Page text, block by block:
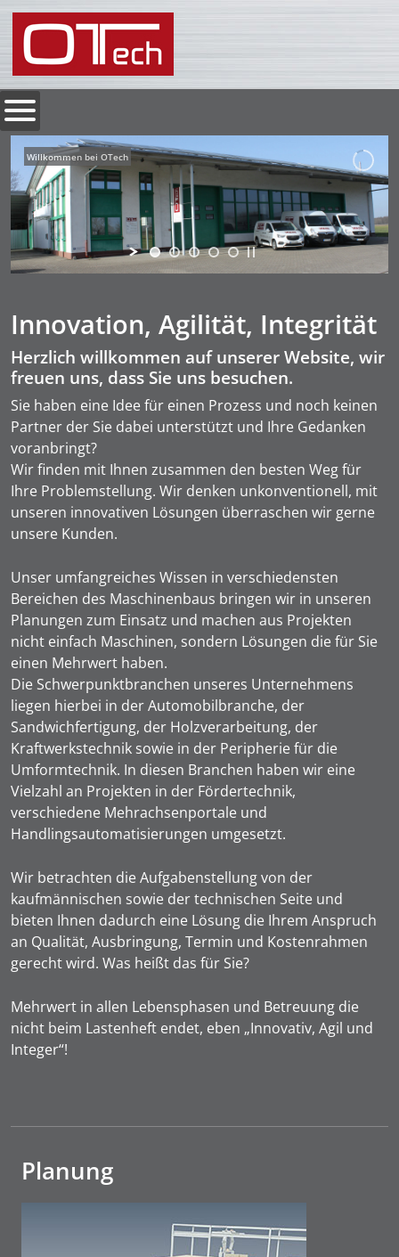
Willkommen bei OTech
Innovation, Agilität, Integrität
Herzlich willkommen auf unserer Website, wir
freuen uns, dass Sie uns besuchen.
Sie haben eine Idee für einen Prozess und noch keinen
Partner der Sie dabei unterstützt und Ihre Gedanken
voranbringt?
Wir finden mit Ihnen zusammen den besten Weg für
Ihre Problemstellung. Wir denken unkonventionell, mit
unseren innovativen Lösungen überraschen wir gerne
unsere Kunden.
Unser umfangreiches Wissen in verschiedensten
Bereichen des Maschinenbaus bringen wir in unseren
Planungen zum Einsatz und machen aus Projekten
nicht einfach Maschinen, sondern Lösungen die für Sie
einen Mehrwert haben.
Die Schwerpunktbranchen unseres Unternehmens
liegen hierbei in der Automobilbranche, der
Sandwichfertigung, der Holzverarbeitung, der
Kraftwerkstechnik sowie in der Peripherie für die
Umformtechnik. In diesen Branchen haben wir eine
Vielzahl an Projekten in der Fördertechnik,
verschiedene Mehrachsenportale und
Handlingsautomatisierungen umgesetzt.
Wir betrachten die Aufgabenstellung von der
kaufmännischen sowie der technischen Seite und
bieten Ihnen dadurch eine Lösung die Ihrem Anspruch
an Qualität, Ausbringung, Termin und Kostenrahmen
gerecht wird. Was heißt das für Sie?
Mehrwert in allen Lebensphasen und Betreuung die
nicht beim Lastenheft endet, eben „Innovativ, Agil und
Integer“!
Planung